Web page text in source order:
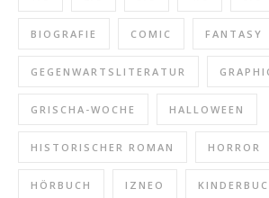
BIOGRAFIE COMIC FANTASY
GEGENWARTSLITERATUR
GRISCHA-WOCHE HALLOWEEN
HISTORISCHER ROMAN HORROR
HÖRBUCH IZNEO